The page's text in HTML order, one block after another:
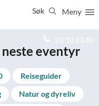
Meny
Søk
23 10 23 80
eventyr
Reiseguider
Natur og dyreliv
Lukk
Feriereiser